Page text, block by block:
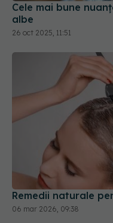
Cele mai bune
albe
26 oct 2025, 11:51
Remedii naturale
06 mar 2026, 09:38